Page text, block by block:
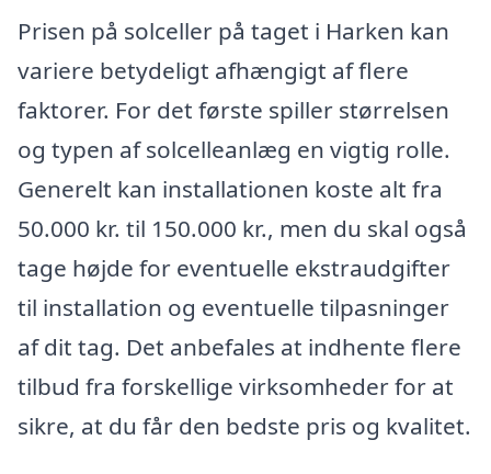
Prisen på solceller på taget i Harken kan
variere betydeligt afhængigt af flere
faktorer. For det første spiller størrelsen
og typen af solcelleanlæg en vigtig rolle.
Generelt kan installationen koste alt fra
50.000 kr. til 150.000 kr., men du skal også
tage højde for eventuelle ekstraudgifter
til installation og eventuelle tilpasninger
af dit tag. Det anbefales at indhente flere
tilbud fra forskellige virksomheder for at
sikre, at du får den bedste pris og kvalitet.